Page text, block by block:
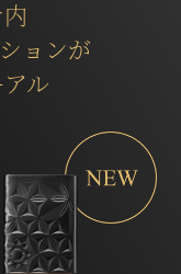
ョンが
ル